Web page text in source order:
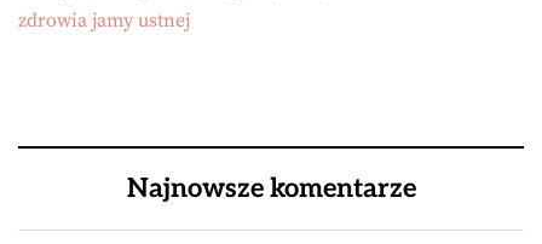
zdrowia jamy ustnej
Najnowsze komentarze